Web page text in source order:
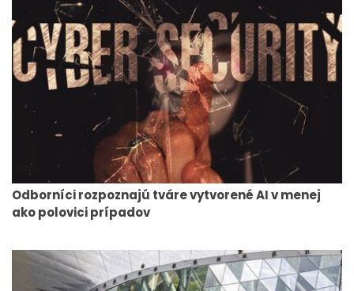
Odborníci rozpoznajú tváre vytvorené AI v menej
ako polovici prípadov